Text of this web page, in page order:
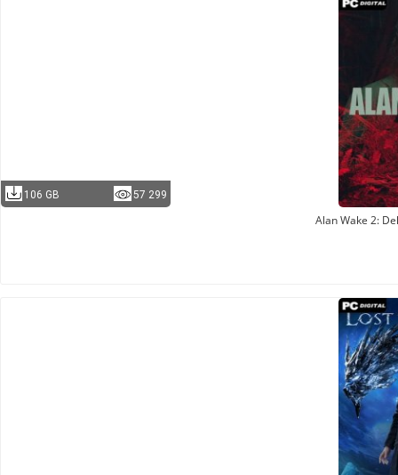
106 GB 57 299
Alan Wake 2: